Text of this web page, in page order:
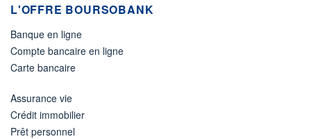
L'OFFRE BOURSOBANK
Banque en ligne
Compte bancaire en ligne
Carte bancaire
Assurance vie
Crédit immobilier
Prêt personnel